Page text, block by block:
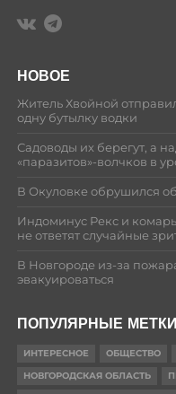
НОВОЕ
Житель Хвойной
одну бутылку водки
Садоводы их берегут, а
«паразитов»-волчков в
В Окуловке обрушился
Индоминус Рекс и
не ответят случайные
В Новгороде из-за
эвакуироваться
ПОПУЛЯРНЫЕ МЕТКИ
ИНТЕРЕСНОЕ ОБЩЕСТВО
НОВГОРОДСКАЯ ОБЛАСТЬ